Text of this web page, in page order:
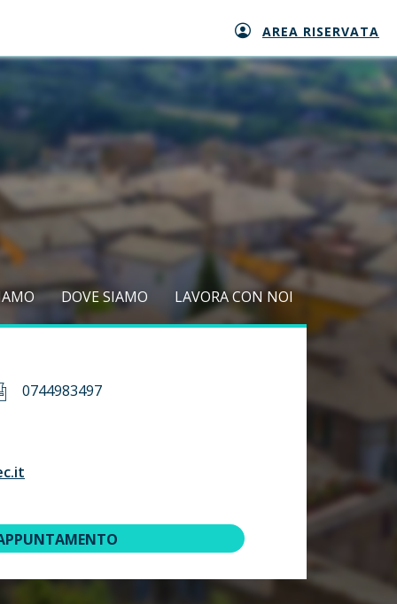
AREA RISERVATA
DOVE SIAMO LAVORA CON NOI
0744983497